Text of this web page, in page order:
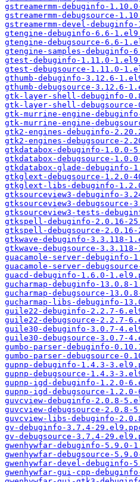
gstreamermm-debuginfo-
gstreamermm-debugsource-
gstreamermm-devel-
gtengine-debuginfo-6.6-
gtengine-debugsource-6.6-
gtengine-samples-debuginfo-
gtest-debuginfo-1.11.0-
gtest-debugsource-1.11.0-
gthumb-debuginfo-3.12.6-
gthumb-debugsource-3.12.6-
gtk-layer-shell-debuginfo-
gtk-layer-shell-
gtk-murrine-engine-
gtk-murrine-engine-
gtk2-engines-debuginfo-
gtk2-engines-debugsource-
gtkdatabox-debuginfo-1.0.0-
gtkdatabox-debugsource-
gtkdatabox-glade-debuginfo-
gtkglext-debugsource-1.2.0-
gtkglext-libs-debuginfo-
gtksourceview3-debuginfo-
gtksourceview3-
gtksourceview3-tests-
gtkspell-debuginfo-2.0.16-
gtkspell-debugsource-
gtkwave-debuginfo-3.3.118-
gtkwave-debugsource-
guacamole-server-
guacamole-server-
guacd-debuginfo-1.6.0-
gucharmap-debuginfo-13.0.8-
gucharmap-debugsource-
gucharmap-libs-debuginfo-
guile22-debuginfo-2.2.7-
guile22-debugsource-2.2.7-
guile30-debuginfo-3.0.7-
guile30-debugsource-3.0.7-
gumbo-parser-debuginfo-
gumbo-parser-debugsource-
gupnp-debuginfo-1.4.3-
gupnp-debugsource-1.4.3-
gupnp-igd-debuginfo-1.2.0-
gupnp-igd-debugsource-
guvcview-debuginfo-2.0.8-
guvcview-debugsource-2.0.8-
guvcview-libs-debuginfo-
gv-debuginfo-3.7.4-
gv-debugsource-3.7.4-
gwenhywfar-debuginfo-5.9.0-
gwenhywfar-debugsource-
gwenhywfar-devel-
gwenhywfar-gui-cpp-